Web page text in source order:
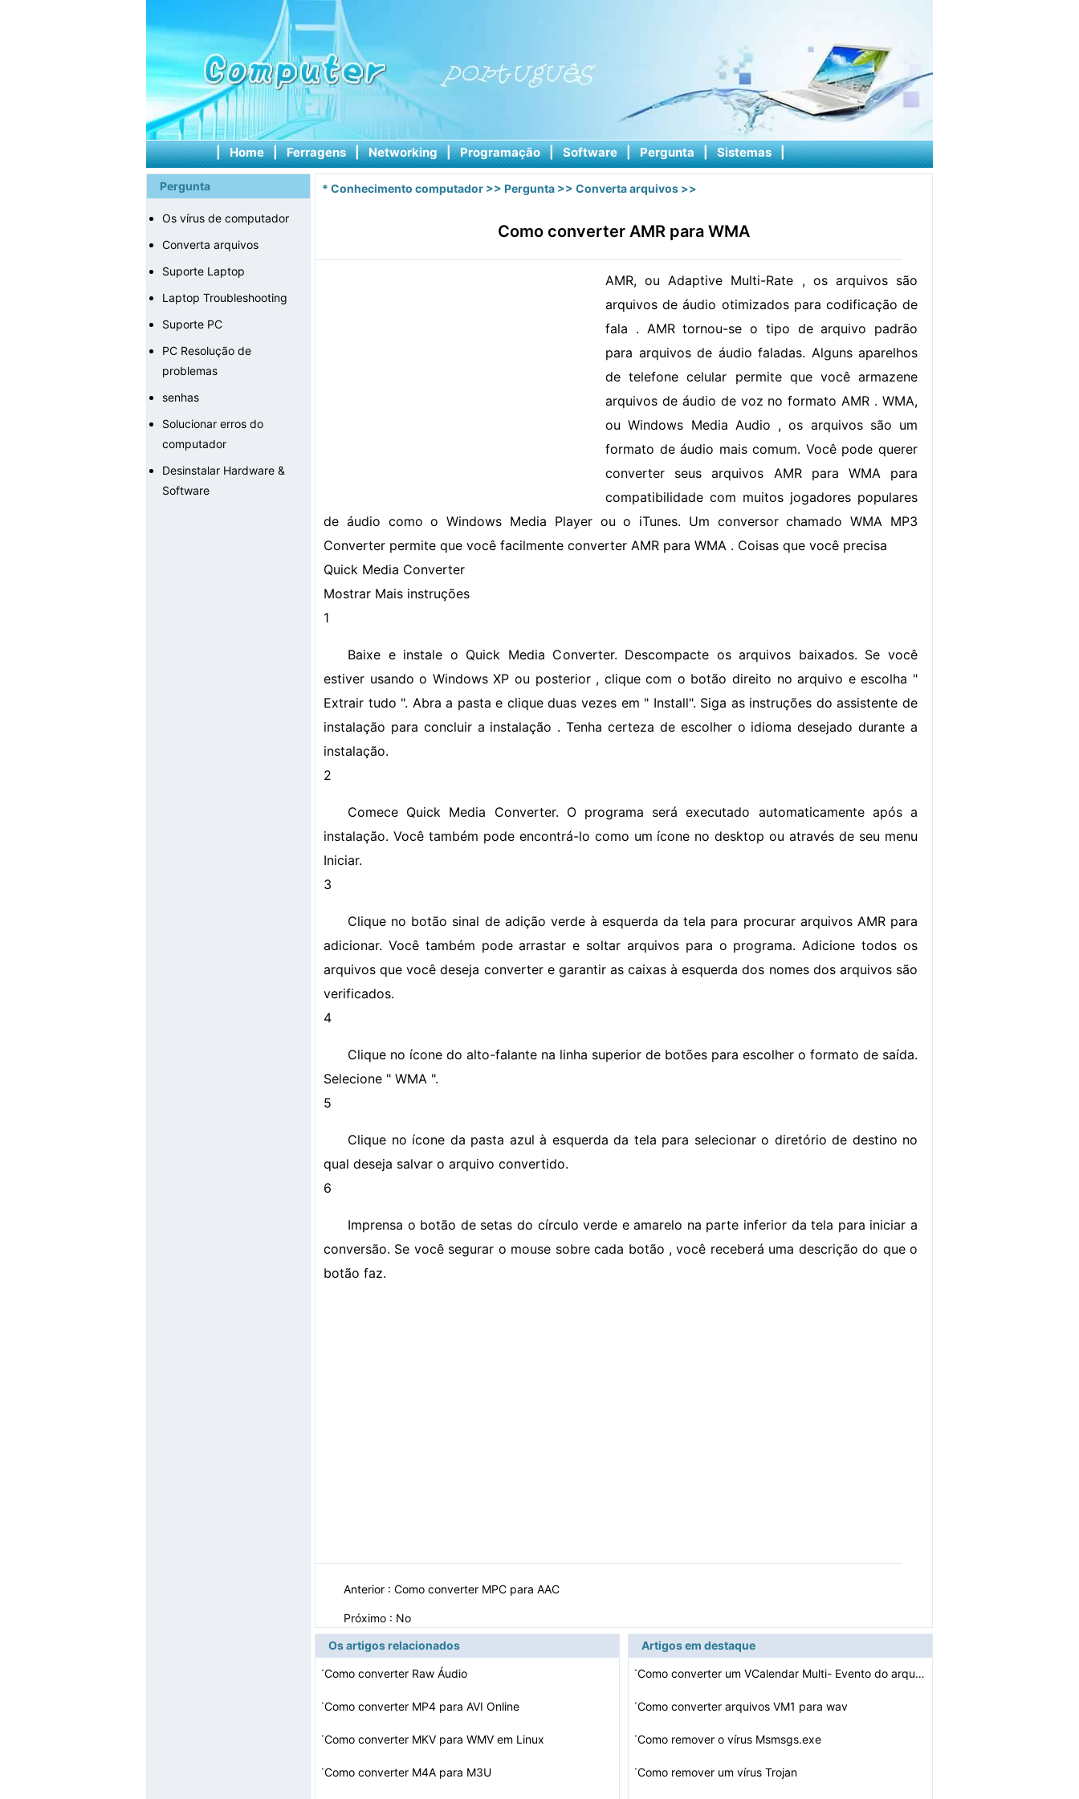
| Home | Ferragens | Networking | Programação | Software | Pergunta | Sistemas |
Pergunta
Os vírus de computador
Converta arquivos
Suporte Laptop
Laptop Troubleshooting
Suporte PC
PC Resolução de
problemas
senhas
Solucionar erros do
computador
Desinstalar Hardware &
Software
* Conhecimento computador >> Pergunta >> Converta arquivos >>
Como converter AMR para WMA
AMR, ou Adaptive Multi-Rate , os arquivos são
arquivos de áudio otimizados para codificação de
fala . AMR tornou-se o tipo de arquivo padrão
para arquivos de áudio faladas. Alguns aparelhos
de telefone celular permite que você armazene
arquivos de áudio de voz no formato AMR . WMA,
ou Windows Media Audio , os arquivos são um
formato de áudio mais comum. Você pode querer
converter seus arquivos AMR para WMA para
compatibilidade com muitos jogadores populares
de áudio como o Windows Media Player ou o iTunes. Um conversor chamado WMA MP3
Converter permite que você facilmente converter AMR para WMA . Coisas que você precisa
Quick Media Converter
Mostrar Mais instruções
1
Baixe e instale o Quick Media Converter. Descompacte os arquivos baixados. Se você
estiver usando o Windows XP ou posterior , clique com o botão direito no arquivo e escolha "
Extrair tudo ". Abra a pasta e clique duas vezes em " Install". Siga as instruções do assistente de
instalação para concluir a instalação . Tenha certeza de escolher o idioma desejado durante a
instalação.
2
Comece Quick Media Converter. O programa será executado automaticamente após a
instalação. Você também pode encontrá-lo como um ícone no desktop ou através de seu menu
Iniciar.
3
Clique no botão sinal de adição verde à esquerda da tela para procurar arquivos AMR para
adicionar. Você também pode arrastar e soltar arquivos para o programa. Adicione todos os
arquivos que você deseja converter e garantir as caixas à esquerda dos nomes dos arquivos são
verificados.
4
Clique no ícone do alto-falante na linha superior de botões para escolher o formato de saída.
Selecione " WMA ".
5
Clique no ícone da pasta azul à esquerda da tela para selecionar o diretório de destino no
qual deseja salvar o arquivo convertido.
6
Imprensa o botão de setas do círculo verde e amarelo na parte inferior da tela para iniciar a
conversão. Se você segurar o mouse sobre cada botão , você receberá uma descrição do que o
botão faz.
Anterior : Como converter MPC para AAC
Próximo : No
Os artigos relacionados
·Como converter Raw Áudio
·Como converter MP4 para AVI Online
·Como converter MKV para WMV em Linux
·Como converter M4A para M3U
Artigos em destaque
·
Como converter um VCalendar Multi- Evento do arquivo em…
·Como converter arquivos VM1 para wav
·Como remover o vírus Msmsgs.exe
·Como remover um vírus Trojan